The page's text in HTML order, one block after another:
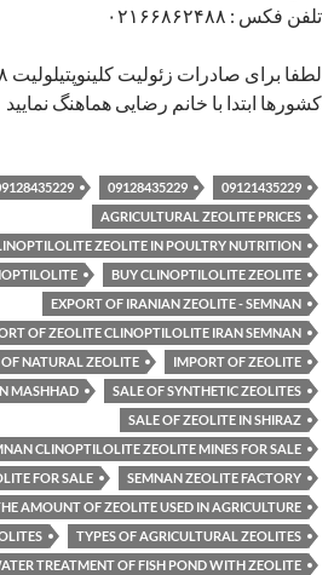
تلفن فکس : ۰۲۱۶۶۸۶۲۴۸۸
کشورها ابتدا با خانم رضایی هماهنگ نمایید
09121435229
09128435229
09128435229 خانم
AGRICULTURAL ZEOLITE PRICES
ZEOLITE IN POULTRY NUTRITION
BUY CLINOPTILOLITE ZEOLITE
EXPORT OF IRANIAN ZEOLITE - SEMNAN
OF ZEOLITE CLINOPTILOLITE IRAN SEMNAN
IMPORT OF ZEOLITE
OF NATURAL ZEOLITE
SALE OF SYNTHETIC ZEOLITES
MASHHAD
SALE OF ZEOLITE IN SHIRAZ
CLINOPTILOLITE ZEOLITE MINES FOR SALE
SEMNAN ZEOLITE FACTORY
FOR SALE
AMOUNT OF ZEOLITE USED IN AGRICULTURE
TYPES OF AGRICULTURAL ZEOLITES
TREATMENT OF FISH POND WITH ZEOLITE